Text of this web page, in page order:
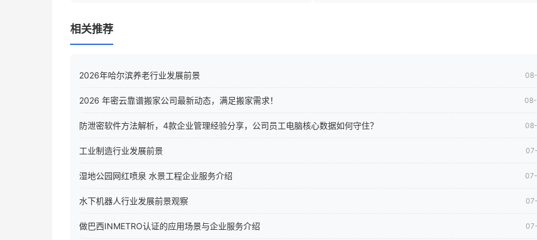
相关推荐
2026年哈尔滨养老行业发展前景
2026 年密云靠谱搬家公司最新动态，满足搬家需求！
防泄密软件方法解析，4款企业管理经验分享，公司员工电脑核心数据如何守住？
工业制造行业发展前景
湿地公园网红喷泉 水景工程企业服务介绍
水下机器人行业发展前景观察
做巴西INMETRO认证的应用场景与企业服务介绍